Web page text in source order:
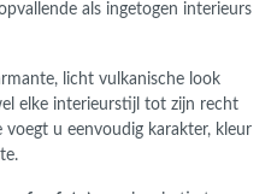
als ingetogen interieurs
licht vulkanische look
elke interieurstijl tot zijn recht
voegt u eenvoudig karakter, kleur